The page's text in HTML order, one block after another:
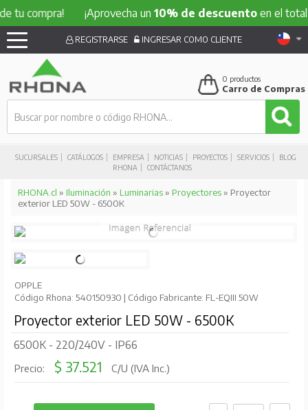
¡Aprovecha un10% de descuentoen el total de tu
SUCURSALES CATÁLOGOS EMPRESA NOTICIAS PROYECTOS SERVICIOS
BLOG
RHONA
CONTÁCTANOS
REGISTRARSE INGRESAR COMO CLIENTE
0 productos
Carro de Compras
RHONA.cl » Iluminación » Luminarias» Proyectores» Proyector
exterior LED 50W - 6500K
OPPLE
Código Rhona: 540150930 | Código Fabricante: FL-EQIII 50W
Proyector exterior LED 50W - 6500K
6500K - 220/240V - IP66
Precio: $ 37.521 C/U (IVA Inc.)